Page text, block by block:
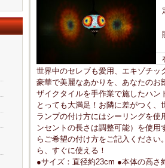
世界中のセレブも愛用、エキゾチッ
豪華で美麗なあかりを、あなたの
ザイクタイルを手作業で施したハ
とっても大満足！お隣に差がつく
ランプの付け方にはシーリングを
ンセントの長さは調整可能）を使
らご希望の付け方をご記入くださ
ら、すぐに使える！
●サイズ：直径約23cm ●本体の高さ